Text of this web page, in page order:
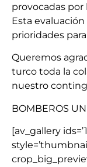
provocadas por
Esta
prioridades
Queremos
turco toda la
nuestro
BOMBEROS
[av_gallery